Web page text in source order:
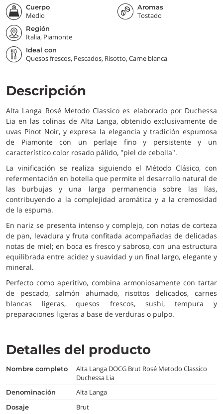
Cuerpo
Medio
Aromas
Tostado
Región
Italia, Piamonte
Ideal con
Quesos frescos, Pescados, Risotto, Carne blanca
Descripción
Alta Langa Rosé Metodo Classico es elaborado por Duchessa
Lia en las colinas de Alta Langa, obtenido exclusivamente de
uvas Pinot Noir, y expresa la elegancia y tradición espumosa
de Piamonte con un perlaje fino y persistente y un
característico color rosado pálido, "piel de cebolla".
La vinificación se realiza siguiendo el Método Clásico, con
refermentación en botella que permite el desarrollo natural de
las burbujas y una larga permanencia sobre las lías,
contribuyendo a la complejidad aromática y a la cremosidad
de la espuma.
En nariz se presenta intenso y complejo, con notas de corteza
de pan, levadura y fruta confitada acompañadas de delicadas
notas de miel; en boca es fresco y sabroso, con una estructura
equilibrada entre acidez y suavidad y un final largo, elegante y
mineral.
Perfecto como aperitivo, combina armoniosamente con tartar
de pescado, salmón ahumado, risottos delicados, carnes
blancas ligeras, quesos frescos, sushi, tempura y
preparaciones ligeras a base de verduras o pulpo.
Detalles del producto
nombre completo
Alta Langa DOCG Brut Rosé Metodo Classico
Duchessa Lia
denominación Alta Langa
dosaje Brut